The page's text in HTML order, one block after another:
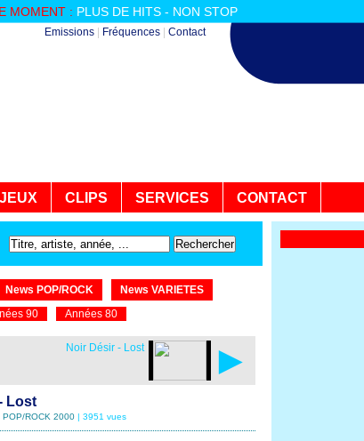
MOMENT : PLUS DE HITS - NON STOP
Emissions Fréquences Contact
JEUX CLIPS SERVICES CONTACT
News POP/ROCK
News VARIETES
90 Années 80
►
Noir Désir - Lost
Lost
POP/ROCK 2000 | 3951 vues